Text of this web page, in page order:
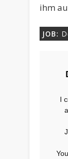
ihm
JOB:
I